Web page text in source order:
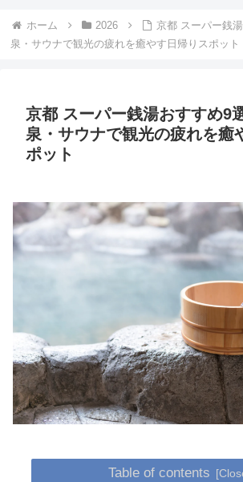
ホーム 2026
京都 スーパー銭
泉・サウナで観光の疲れを癒やす日帰りスポット
京都 スーパー銭湯おすすめ9
泉・サウナで観光の疲れを癒
ポット
Table of contents